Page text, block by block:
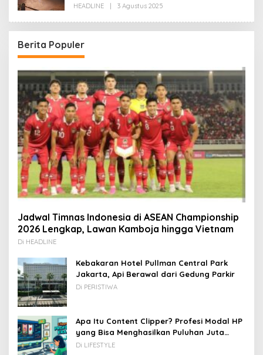
HEADLINE 3 Agustus 2025
Berita Populer
Jadwal Timnas Indonesia di ASEAN Championship
2026 Lengkap, Lawan Kamboja hingga Vietnam
Di HEADLINE
Kebakaran Hotel Pullman Central Park
Jakarta, Api Berawal dari Gedung Parkir
Di PERISTIWA
Apa Itu Content Clipper? Profesi Modal HP
yang Bisa Menghasilkan Puluhan Juta
Rupiah
Di LIFESTYLE